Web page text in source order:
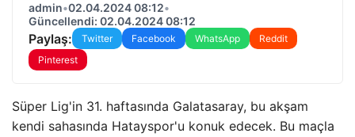
admin•02.04.2024 08:12•
Güncellendi: 02.04.2024 08:12
Paylaş: Twitter Facebook WhatsApp
Reddit
Pinterest
Süper Lig'in 31. haftasında Galatasaray, bu akşam
kendi sahasında Hatayspor'u konuk edecek. Bu maçla